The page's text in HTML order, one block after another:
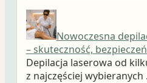
Nowoczesna
– skuteczność,
Depilacja laserowa od
z najczęściej wybieranych